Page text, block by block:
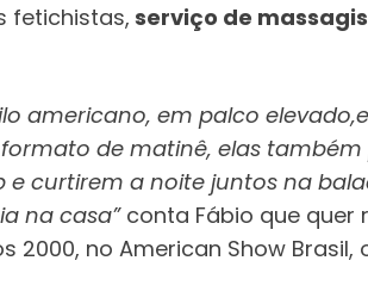
fetichistas, serviço de
americano, em palco
de matinê, elas
curtirem a noite juntos na
na casa”conta Fábio que quer
no American Show Brasil,